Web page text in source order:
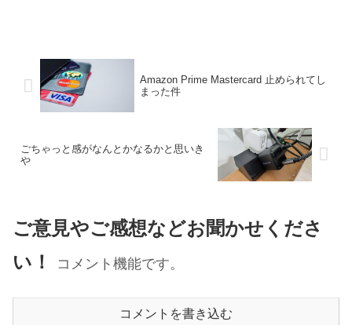
Amazon Prime Mastercard 止められてし
まった件
ごちゃっと感がなんとかなるかと思いき
や
ご意見やご感想などお聞かせくださ
い！
コメント機能です。
コメントを書き込む